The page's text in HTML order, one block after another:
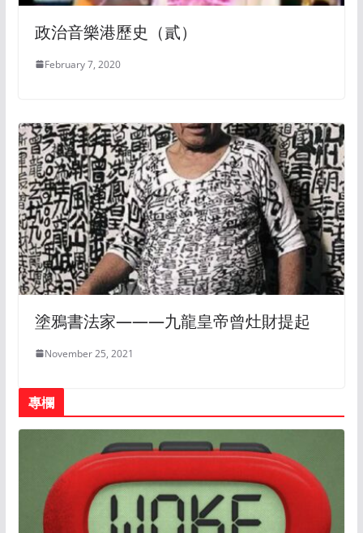
政治音樂港歷史（貳）
February 7, 2020
塗鴉書法家———九龍皇帝曾灶財提起
November 25, 2021
專欄